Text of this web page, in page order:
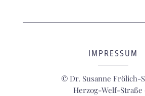
IMPRESSUM
© Dr. Susanne Frölich-
Herzog-Welf-Straße